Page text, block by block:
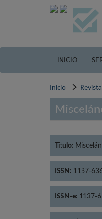
INICIO
Inicio
Título:
ISSN: 1137-
ISSN-e: 1137-